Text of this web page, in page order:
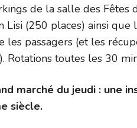
de la salle des Fêtes
Lisi (250 places) ainsi
les passagers (et les
Rotations toutes les 30
marché du jeudi : une
siècle.